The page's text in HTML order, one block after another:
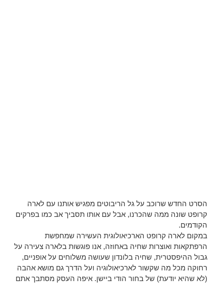
הסרט החדש שרוכב על גל הריבוטים מפגיש אותנו עם לארה
קרופט שונה ממה שהכרנו, אבל עם אותו תסביך אב כמו בפרקים
הקודמים.
במקום לארה קרופט הארכיאולוגית העשירה שמחפשת
הרפתקאות ואוצרות שחיה באחוזה, אנו פוגשות בלארה צעירה על
גבול ההיפסטרית, שחיה בלונדון שעושה משלוחים על אופניים,
רחוקה מכל מה שקשור לארכיאולוגיה ועל הדרך גם מושא אהבה
(לא שהיא יודעת) של בחור הודי ביישן. איפה העסק מסתבך אתם